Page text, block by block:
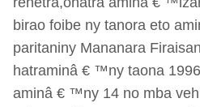
birao foibe ny tanora eto
paritaniny Mananara
hatraminâ € ™ny taona
aminâ € ™ny 14 no mba